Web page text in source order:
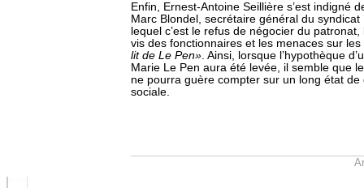
Enfin, Ernest-Antoine Seillière s’est indigné
Marc Blondel, secrétaire général du
lequel c’est le refus de négocier du
vis des fonctionnaires et les menaces sur
lit de Le Pen». Ainsi, lorsque l’hypothèque
Marie Le Pen aura été levée, il semble que
ne pourra guère compter sur un long état de
sociale.